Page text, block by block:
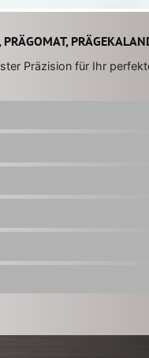
PRÄGOMAT,
Präzision für Ihr